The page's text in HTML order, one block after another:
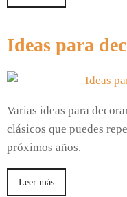
Ideas para
Varias ideas para
clásicos que puedes
próximos años.
Leer más